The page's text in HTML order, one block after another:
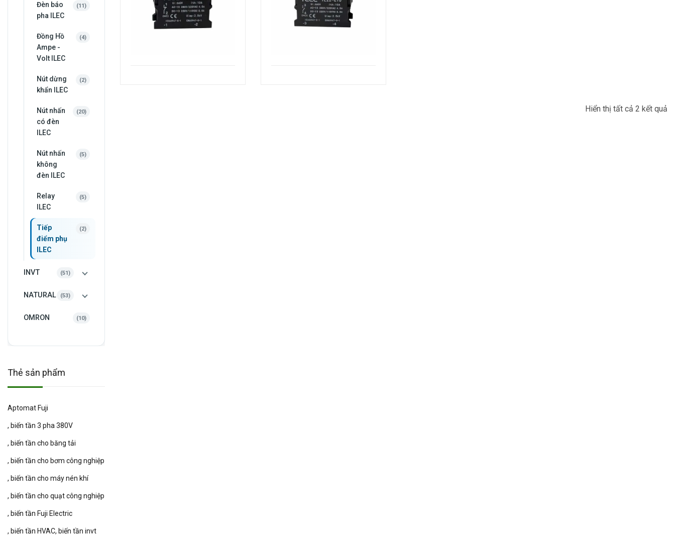
Đèn báo
pha ILEC
1111
Đồng Hồ
Ampe -
Volt ILEC
44
Nút dừng
khẩn ILEC
22
Nút nhấn
có đèn
ILEC
2020
Nút nhấn
không
đèn ILEC
55
Relay
ILEC
55
Tiếp
điểm phụ
ILEC
22
INVT 5151
NATURAL 5353
OMRON 1010
Thẻ sản phẩm
Aptomat Fuji
biến tần 3 pha 380V
biến tần cho băng tải
biến tần cho bơm công nghiệp
biến tần cho máy nén khí
biến tần cho quạt công nghiệp
biến tần Fuji Electric
biến tần HVAC biến tần invt
Hiển thị tất cả 2 kết quả